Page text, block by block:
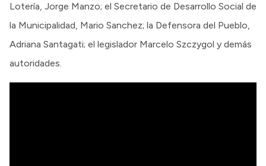
Lotería, Jorge Manzo; el Secretario de Desarrollo Social de
la Municipalidad, Mario Sanchez; la Defensora del Pueblo,
Adriana Santagati; el legislador Marcelo Szczygol y demás
autoridades.